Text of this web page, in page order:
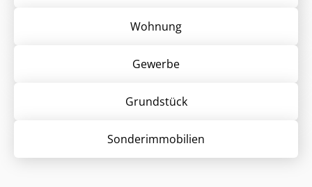
Wohnung
Gewerbe
Grund­stück
Sonder­immobilien